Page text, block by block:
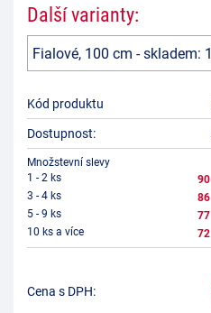
Další varianty:
Kód produktu
Dostupnost:
Množstevní slevy
1 - 2 ks
90
3 - 4 ks
86
5 - 9 ks
77
10 ks a více
72
Cena s DPH: